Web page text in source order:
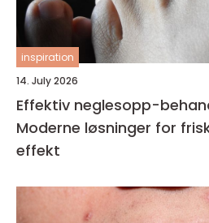
inspiration
14. July 2026
Effektiv neglesopp-
Moderne løsninger for
effekt